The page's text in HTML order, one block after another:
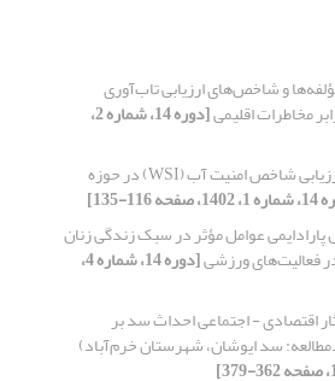
و ‌شاخص‌های ارزیابی تاب‌آوری
مخاطرات اقلیمی [دوره 14، شماره 2،
تحلیل و ارزیابی شاخص امنیت آب (WSI) در حوزه
116-135]
پارادایمی عوامل مؤثر در سبک زندگی زنان
فعالیت‌های ورزشی [دوره 14، شماره 4،
اقتصادی - اجتماعی احداث سد بر
سد ایوشان، شهرستان خرم‌آباد)